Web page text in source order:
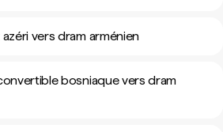
vers dram arménien
bosniaque vers dram